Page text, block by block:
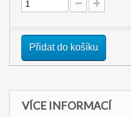
Přidat do košíku
VÍCE INFORMACÍ